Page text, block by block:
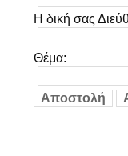
Η δική σας
Θέμα:
Αποστολή